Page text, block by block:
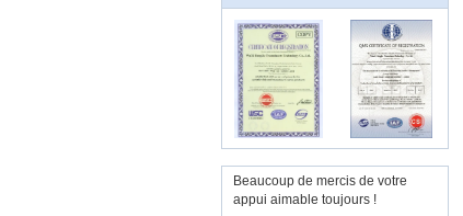
Beaucoup de mercis de votre
appui aimable toujours !